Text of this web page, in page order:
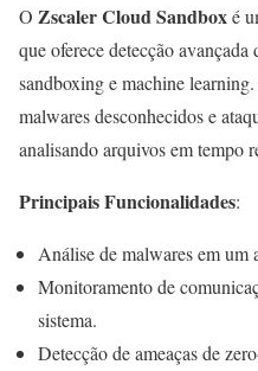
O Zscaler Cloud Sandboxé
que oferece detecção avançada
sandboxing e machine
malwares desconhecidos e
analisando arquivos em tempo
Principais Funcionalidades:
Análise de malwares em um
Monitoramento de
sistema.
Detecção de ameaças de